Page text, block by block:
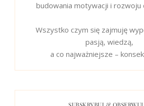
budowania motywacji i rozwoju
Wszystko czym się zajmuję
pasją, wiedzą,
a co najważniejsze –